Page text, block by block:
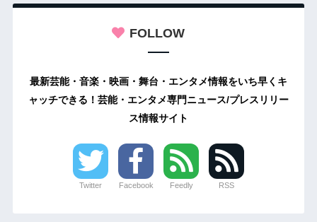
FOLLOW
最新芸能・音楽・映画・舞台・エンタメ情報をいち早くキ
ャッチできる！芸能・エンタメ専門ニュース/プレスリリー
ス情報サイト
Twitter Facebook Feedly RSS